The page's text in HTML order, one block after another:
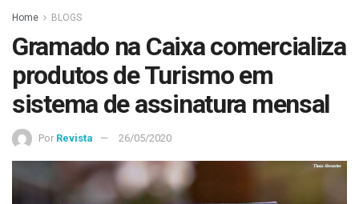
Home BLOGS
Gramado na Caixa comercializa
produtos de Turismo em
sistema de assinatura mensal
Por Revista 26/05/2020